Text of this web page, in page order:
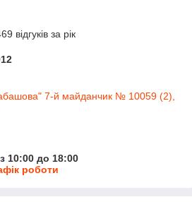
відгуків за рік
7-й майданчик № 10059 (2),
10:00 до 18:00
роботи